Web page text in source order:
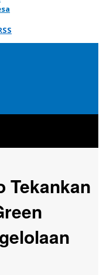
Tekankan